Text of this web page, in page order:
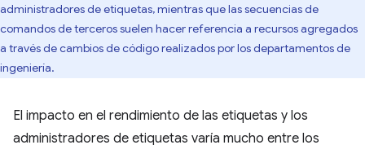
administradores de etiquetas, mientras que las secuencias de
comandos de terceros suelen hacer referencia a recursos agregados
a través de cambios de código realizados por los departamentos de
ingeniería.
El impacto en el rendimiento de las etiquetas y los
administradores de etiquetas varía mucho entre los